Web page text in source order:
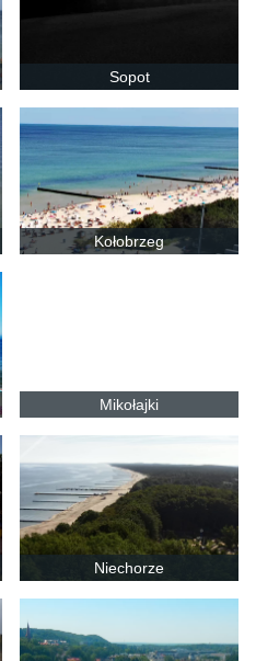
Sopot
Kołobrzeg
Mikołajki
Niechorze